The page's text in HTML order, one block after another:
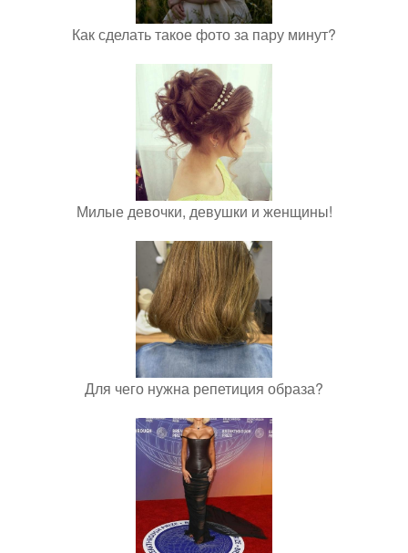
Как сделать такое фото за пару минут?
Милые девочки, девушки и женщины!
Для чего нужна репетиция образа?